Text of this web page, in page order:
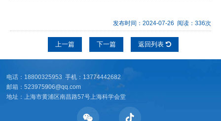
发布时间：2024-07-26 阅读：336次
上一篇 下一篇 返回列表
电话：18800325953 手机：13774442682
邮箱：523975906@qq.com
地址：上海市黄浦区南昌路57号上海科学会堂